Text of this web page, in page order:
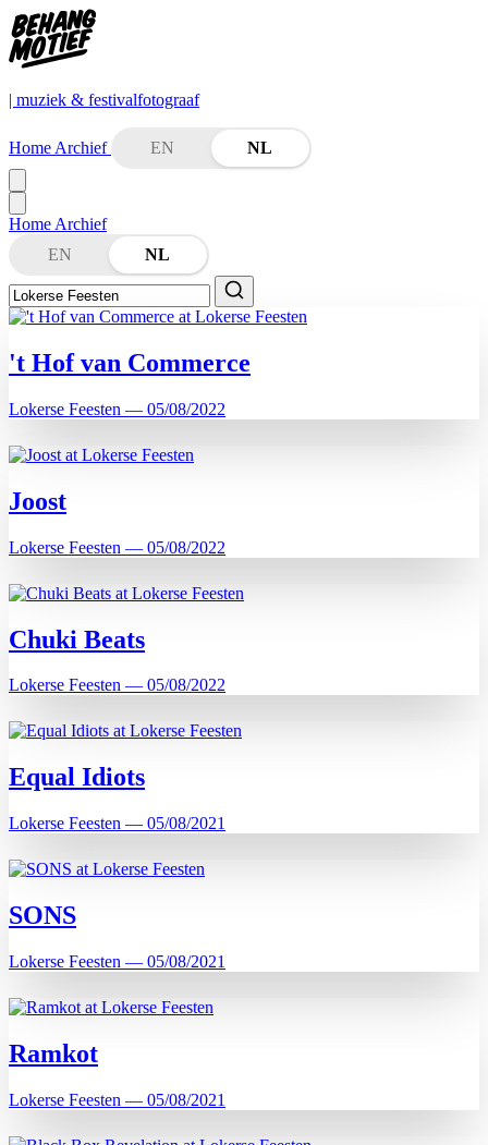
| muziek & festivalfotograaf
Home Archief EN NL
Home Archief
EN
NL
't Hof van Commerce
Lokerse Feesten — 05/08/2022
Joost
Lokerse Feesten — 05/08/2022
Chuki Beats
Lokerse Feesten — 05/08/2022
Equal Idiots
Lokerse Feesten — 05/08/2021
SONS
Lokerse Feesten — 05/08/2021
Ramkot
Lokerse Feesten — 05/08/2021